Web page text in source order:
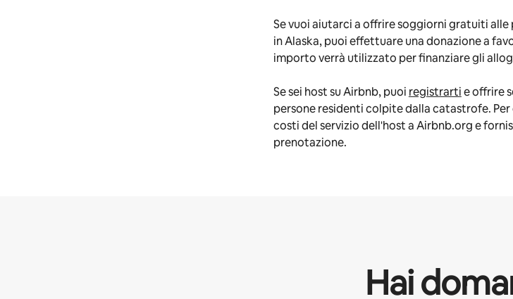
Se vuoi aiutarci a offrire soggiorni gratuiti
in Alaska, puoi effettuare una donazione a
importo verrà utilizzato per finanziare gli
Se sei host su Airbnb, puoi registrartie offrire
persone residenti colpite dalla catastrofe.
costi del servizio dell'host a Airbnb.org e
prenotazione.
Hai